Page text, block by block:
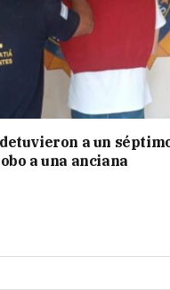
a un
a una anciana